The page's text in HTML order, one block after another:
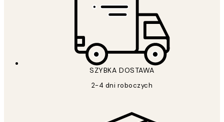
SZYBKA DOSTAWA
2-4 dni roboczych